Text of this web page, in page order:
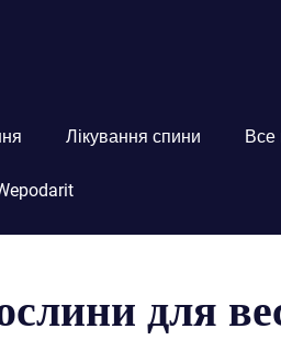
Лікування спини Все
для